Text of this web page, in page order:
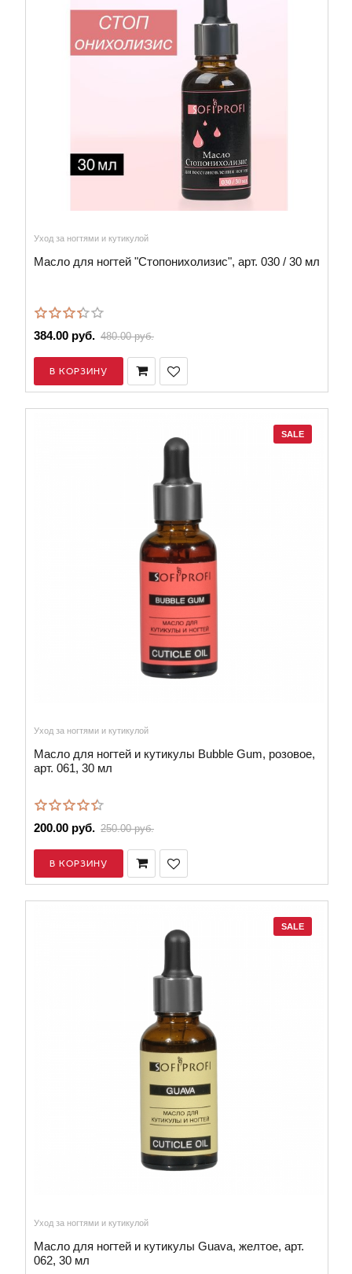
Уход за ногтями и кутикулой
Масло для ногтей "Стопонихолизис", арт. 030 / 30 мл
384.00 руб. 480.00 руб.
В КОРЗИНУ
SALE
Уход за ногтями и кутикулой
Масло для ногтей и кутикулы Bubble Gum, розовое,
арт. 061, 30 мл
200.00 руб. 250.00 руб.
В КОРЗИНУ
SALE
Уход за ногтями и кутикулой
Масло для ногтей и кутикулы Guava, желтое, арт.
062, 30 мл